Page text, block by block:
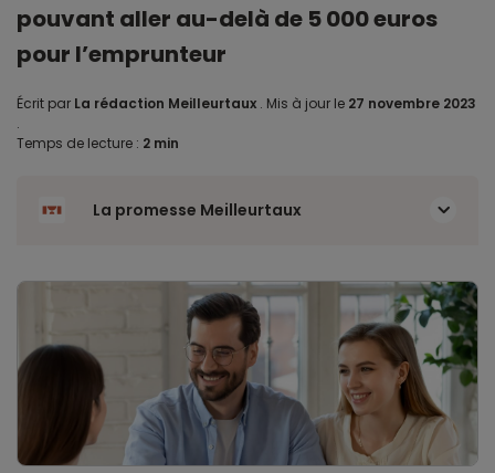
pouvant aller au-delà de 5 000 euros
pour l’emprunteur
Écrit par La rédaction Meilleurtaux . Mis à jour le 27 novembre 2023
.
Temps de lecture : 2 min
La promesse Meilleurtaux